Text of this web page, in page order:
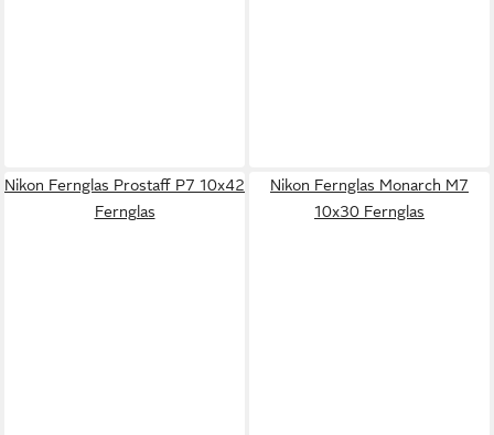
Nikon Fernglas Prostaff P7 10x42
Fernglas
Nikon Fernglas Monarch M7
10x30 Fernglas